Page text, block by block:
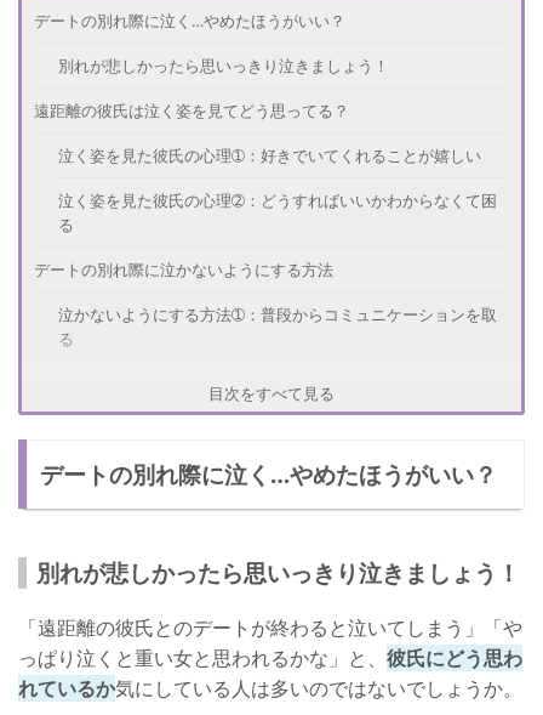
デートの別れ際に泣く…やめたほうがいい？
別れが悲しかったら思いっきり泣きましょう！
遠距離の彼氏は泣く姿を見てどう思ってる？
泣く姿を見た彼氏の心理➀：好きでいてくれることが嬉しい
泣く姿を見た彼氏の心理➁：どうすればいいかわからなくて困
る
デートの別れ際に泣かないようにする方法
泣かないようにする方法➀：普段からコミュニケーションを取
る
泣かないようにする方法➁：彼氏の大切な物を貰う
遠距離恋愛を楽しむ方法➀：会えることを特別だと思う
遠距離恋愛を楽しむ方法➁：褒めてもらうために自分磨きをす
大人だって悲しかったら泣く！
目次をすべて見る
デートの別れ際に泣く…やめたほうがいい？
別れが悲しかったら思いっきり泣きましょう！
「遠距離の彼氏とのデートが終わると泣いてしまう」「や
っぱり泣くと重い女と思われるかな」と、 彼氏にどう思わ
れているか気にしている人は多いのではないでしょうか。